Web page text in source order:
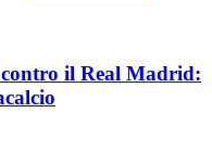
il Real Madrid: